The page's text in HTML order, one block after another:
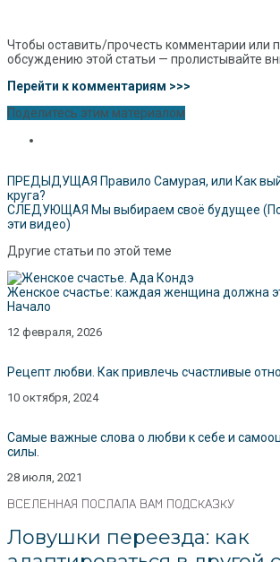
Чтобы оставить/прочесть комментарии или
обсуждению этой статьи — пролистывайте
Перейти к комментариям >>>
Поделитесь этим материалом
ПРЕДЫДУЩАЯ Правило Самурая, или Как
круга?
СЛЕДУЮЩАЯ Мы выбираем своё будущее
эти видео)
Другие статьи по этой теме
Женское счастье: каждая женщина должна
Начало
12 февраля, 2026
Рецепт любви. Как привлечь счастливые
10 октября, 2024
Самые важные слова о любви к себе и
силы.
28 июля, 2021
ВСЕЛЕННАЯ ПОСЛАЛА ВАМ ПОДСКАЗКУ
Ловушки переезда: как